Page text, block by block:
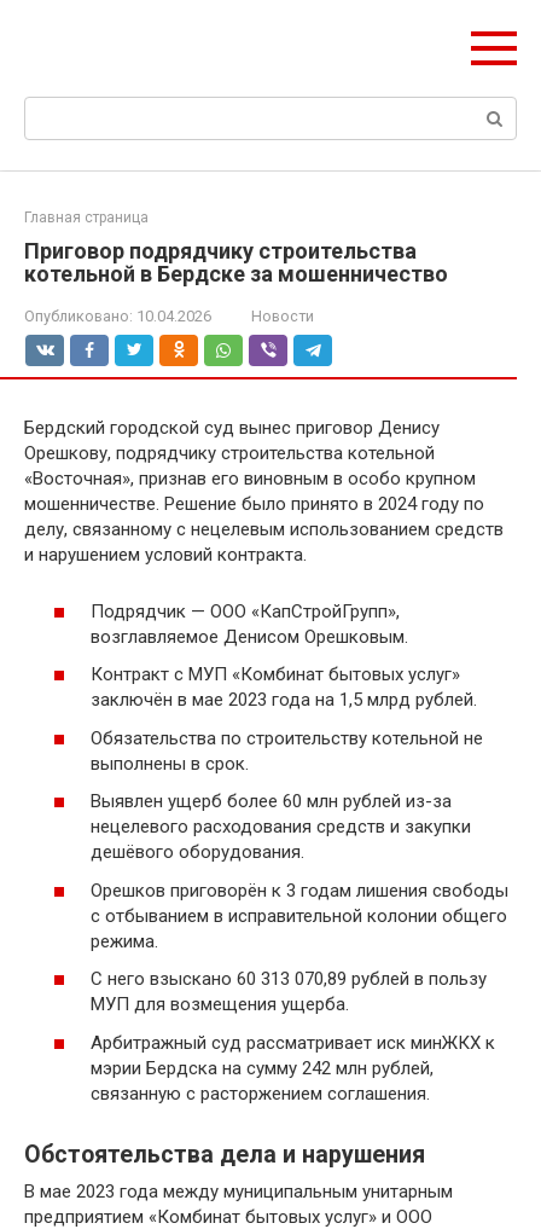
Поиск:
Главная страница
Приговор подрядчику строительства
котельной в Бердске за мошенничество
Опубликовано: 10.04.2026 Новости
Бердский городской суд вынес приговор Денису
Орешкову, подрядчику строительства котельной
«Восточная», признав его виновным в особо крупном
мошенничестве. Решение было принято в 2024 году по
делу, связанному с нецелевым использованием средств
и нарушением условий контракта.
Подрядчик — ООО «КапСтройГрупп»,
возглавляемое Денисом Орешковым.
Контракт с МУП «Комбинат бытовых услуг»
заключён в мае 2023 года на 1,5 млрд рублей.
Обязательства по строительству котельной не
выполнены в срок.
Выявлен ущерб более 60 млн рублей из-за
нецелевого расходования средств и закупки
дешёвого оборудования.
Орешков приговорён к 3 годам лишения свободы
с отбыванием в исправительной колонии общего
режима.
С него взыскано 60 313 070,89 рублей в пользу
МУП для возмещения ущерба.
Арбитражный суд рассматривает иск минЖКХ к
мэрии Бердска на сумму 242 млн рублей,
связанную с расторжением соглашения.
Обстоятельства дела и нарушения
В мае 2023 года между муниципальным унитарным
предприятием «Комбинат бытовых услуг» и ООО